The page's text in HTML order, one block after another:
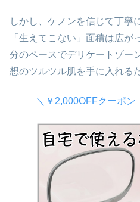
しかし、ケノンを信じて丁寧
「生えてこない」面積は広が
分のペースでデリケートゾー
想のツルツル肌を手に入れる
＼￥2,000OFFクーポン